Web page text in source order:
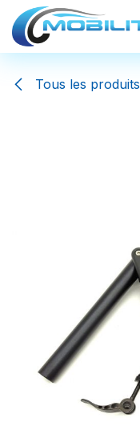
Se rendre au contenu
Tous les produits